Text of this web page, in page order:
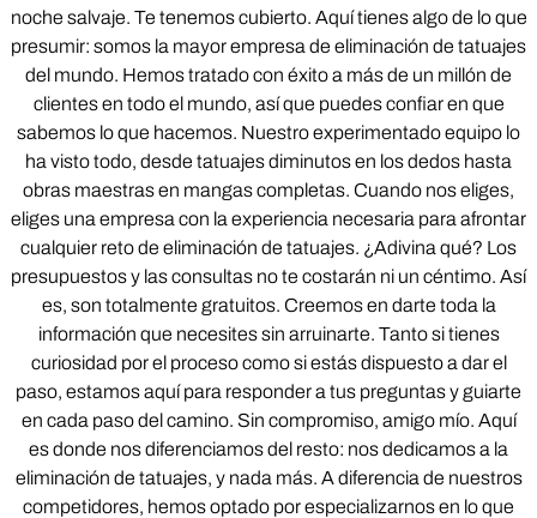
noche salvaje. Te tenemos cubierto. Aquí tienes algo de lo que
presumir: somos la mayor empresa de eliminación de tatuajes
del mundo. Hemos tratado con éxito a más de un millón de
clientes en todo el mundo, así que puedes confiar en que
sabemos lo que hacemos. Nuestro experimentado equipo lo
ha visto todo, desde tatuajes diminutos en los dedos hasta
obras maestras en mangas completas. Cuando nos eliges,
eliges una empresa con la experiencia necesaria para afrontar
cualquier reto de eliminación de tatuajes. ¿Adivina qué? Los
presupuestos y las consultas no te costarán ni un céntimo. Así
es, son totalmente gratuitos. Creemos en darte toda la
información que necesites sin arruinarte. Tanto si tienes
curiosidad por el proceso como si estás dispuesto a dar el
paso, estamos aquí para responder a tus preguntas y guiarte
en cada paso del camino. Sin compromiso, amigo mío. Aquí
es donde nos diferenciamos del resto: nos dedicamos a la
eliminación de tatuajes, y nada más. A diferencia de nuestros
competidores, hemos optado por especializarnos en lo que